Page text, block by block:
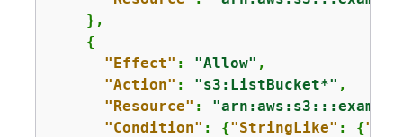
    },
{
"Effect" : "Allow" ,
"Action" : "s3:ListBucket*" ,
"Resource" :
"Condition" : {"StringLike" : {